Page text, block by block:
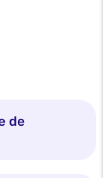
de